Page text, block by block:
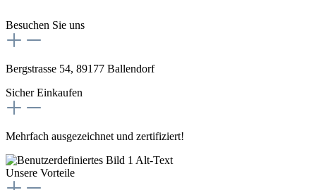
Besuchen Sie uns
Bergstrasse 54, 89177 Ballendorf
Sicher Einkaufen
Mehrfach ausgezeichnet und zertifiziert!
Unsere Vorteile